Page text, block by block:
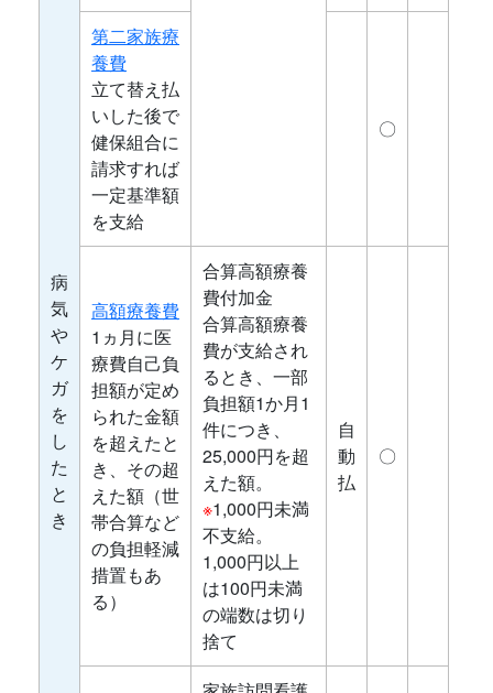
病
気
や
ケ
ガ
を
し
た
と
き
第二家族療
養費
立て替え払
いした後で
健保組合に
請求すれば
一定基準額
を支給
〇
高額療養費
1ヵ月に医
療費自己負
担額が定め
られた金額
を超えたと
き、その超
えた額（世
帯合算など
の負担軽減
措置もあ
る）
合算高額療養
費付加金
合算高額療養
費が支給され
るとき、一部
負担額1か月1
件につき、
25,000円を超
えた額。
※1,000円未満
不支給。
1,000円以上
は100円未満
の端数は切り
捨て
自
動
払
〇